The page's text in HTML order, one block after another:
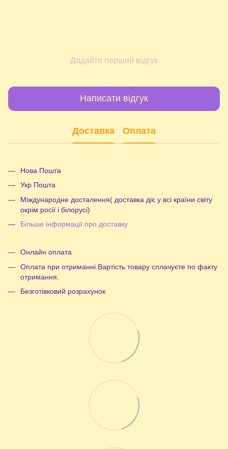
Додайте перший відгук
Написати відгук
Доставка Оплата
Нова Пошта
Укр Пошта
Міждународне досталення( доставка діє у всі країни світу
окрім росії і білорусі)
Більше інформації про доставку
Онлайн оплата
Оплата при отриманні.Вартість товару сплачуєте по факту
отримання.
Безготівковий розрахунок